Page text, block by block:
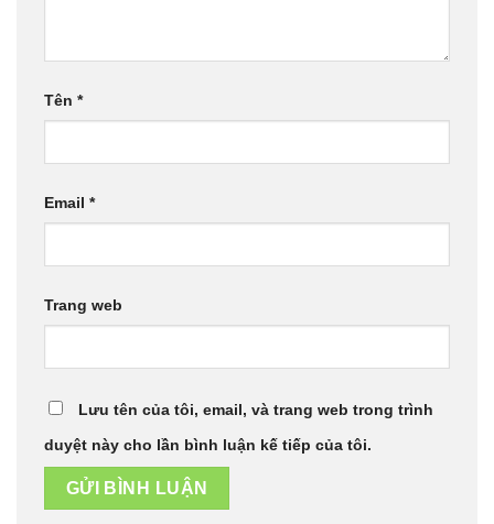
Tên *
Email *
Trang web
Lưu tên của tôi, email, và trang web trong trình
duyệt này cho lần bình luận kế tiếp của tôi.